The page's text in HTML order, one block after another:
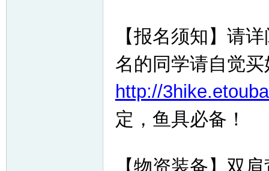
【报名须知】请
名的同学请自觉
http://
定，鱼具必备！
【物资装备】双